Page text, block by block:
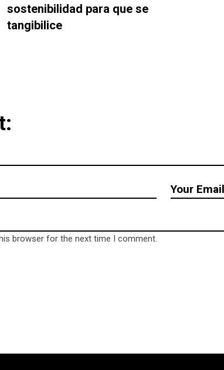
sostenibilidad para que se
tangibilice
browser for the next time I comment.